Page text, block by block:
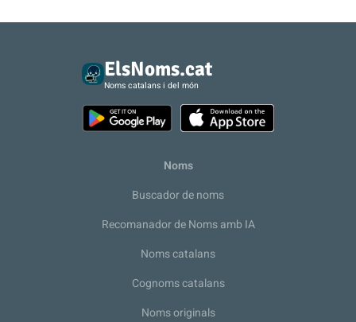
ElsNoms.cat
Noms catalans i del món
Noms
Buscador de noms
Recomanador de Noms amb IA
Noms catalans
Cognoms catalans
Noms originals